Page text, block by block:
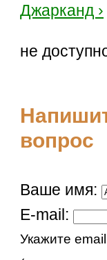
Джарканд ›
не
вопрос
Ваше имя:
E-mail:
Укажите